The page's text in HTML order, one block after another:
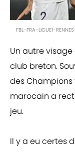
FBL-FRA-LIGUE1-
Un autre
club breton.
des
marocain a
jeu.
Il y a eu certes